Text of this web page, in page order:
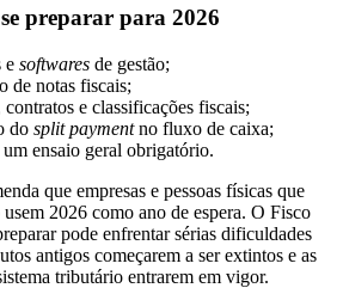
preparar para 2026
e softwares de gestão;
de notas fiscais;
e classificações fiscais;
do split paymentno fluxo de caixa;
ensaio geral obrigatório.
que empresas e pessoas físicas que
2026 como ano de espera. O Fisco
pode enfrentar sérias dificuldades
antigos começarem a ser extintos e as
tributário entrarem em vigor.